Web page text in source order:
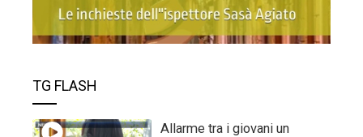
TG FLASH
Allarme tra i giovani un